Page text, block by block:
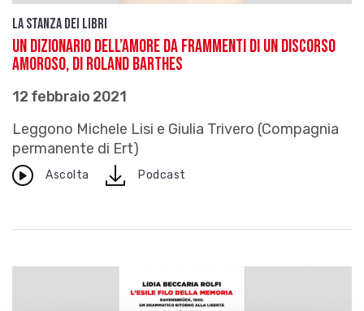
La stanza dei Libri
Un dizionario dell’amore da Frammenti di un discorso
amoroso, di Roland Barthes
12 febbraio 2021
Leggono Michele Lisi e Giulia Trivero (Compagnia
permanente di Ert)
Ascolta downloadPodcast